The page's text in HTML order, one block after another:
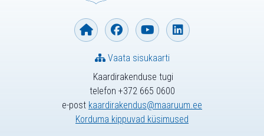
Kaardirakenduse tugi
telefon +372 665 0600
e-post kaardirakendus@maaruum.ee
Korduma kippuvad küsimused
Vaata sisukaarti